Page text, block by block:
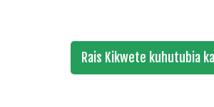
Rais Kikwete kuhutubia